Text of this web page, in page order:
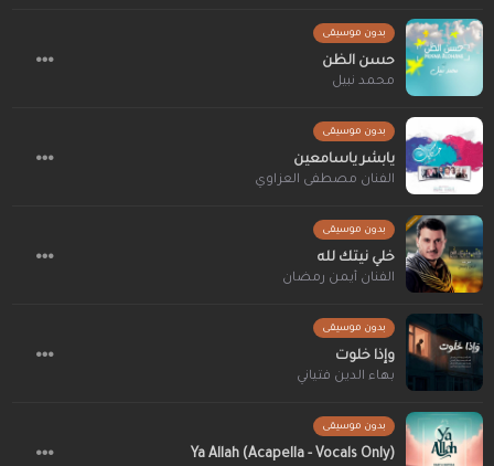
بدون موسيقى
حسن الظن
محمد نبيل
بدون موسيقى
يابشر ياسامعين
الفنان مصطفى العزاوي
بدون موسيقى
خلي نيتك لله
الفنان أيمن رمضان
بدون موسيقى
وإذا خلوت
بهاء الدين فتياني
بدون موسيقى
Ya Allah (Acapella - Vocals Only)